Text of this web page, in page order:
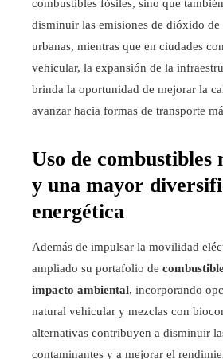
combustibles fósiles, sino que
disminuir las emisiones de dióxido de
urbanas, mientras que en ciudades
vehicular, la expansión de la
brinda la oportunidad de mejorar la
avanzar hacia formas de transporte
Uso de combustibles
y una mayor
energética
Además de impulsar la movilidad
ampliado su portafolio de
impacto ambiental, incorporando
natural vehicular y mezclas con
alternativas contribuyen a disminuir
contaminantes y a mejorar el